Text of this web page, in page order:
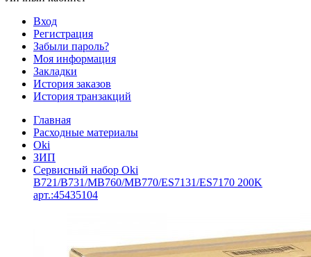
Вход
Регистрация
Забыли пароль?
Моя информация
Закладки
История заказов
История транзакций
Главная
Расходные материалы
Oki
ЗИП
Сервисный набор Oki
B721/B731/MB760/MB770/ES7131/ES7170 200K
арт.:45435104